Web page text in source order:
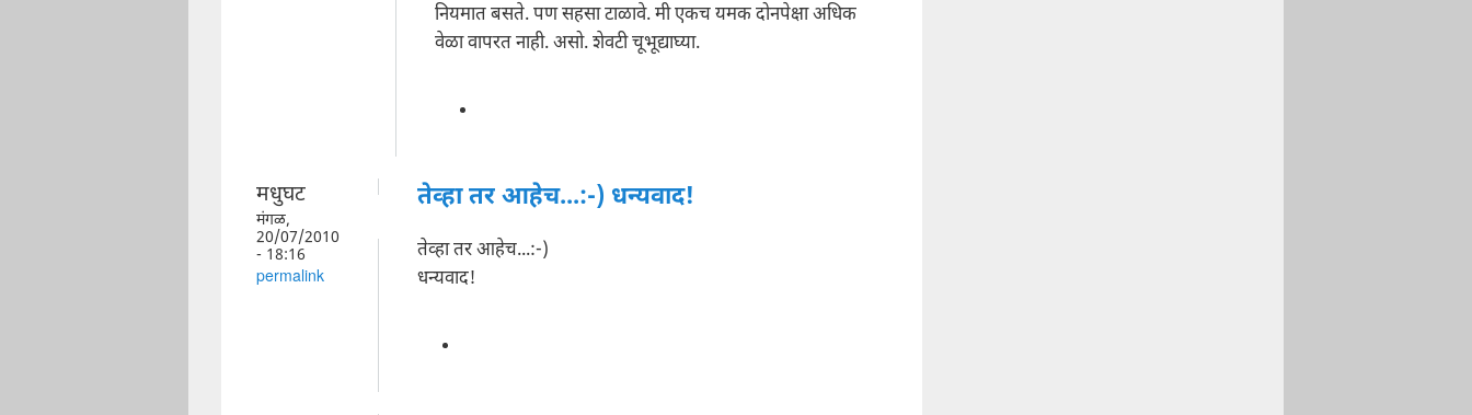
नियमात बसते. पण सहसा टाळावे. मी एकच यमक दोनपेक्षा अधिक
वेळा वापरत नाही. असो. शेवटी चूभूद्याघ्या.
मधुघट
मंगळ,
20/07/2010
- 18:16
permalink
तेव्हा तर आहेच...:-) धन्यवाद!
तेव्हा तर आहेच...:-)
धन्यवाद!